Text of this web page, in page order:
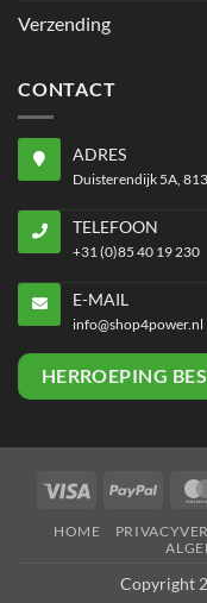
Verzending
CONTACT
ADRES
Duisterendijk 5A,
TELEFOON
+31 (0)85 40 19 230
E-MAIL
info@shop4power.nl
HERROEPING
Visa PayPal
HOME
Copyright